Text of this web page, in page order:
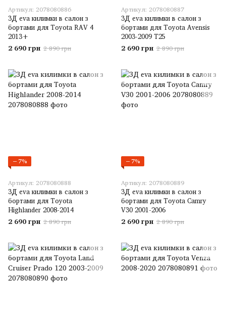
Артикул: 2078080886
3Д eva килимки в салон з
бортами для Toyota RAV 4
2013+
2 690 грн 2 890 грн
Артикул: 2078080887
3Д eva килимки в салон з
бортами для Toyota Avensis
2003-2009 T25
2 690 грн 2 890 грн
−7%
Артикул: 2078080888
3Д eva килимки в салон з
бортами для Toyota
Highlander 2008-2014
2 690 грн 2 890 грн
−7%
Артикул: 2078080889
3Д eva килимки в салон з
бортами для Toyota Camry
V30 2001-2006
2 690 грн 2 890 грн